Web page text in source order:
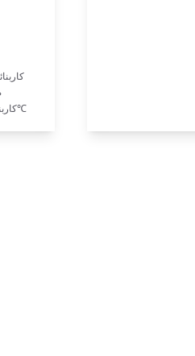
کاربنائزیشن کا درجہ حرارت: 500-800℃